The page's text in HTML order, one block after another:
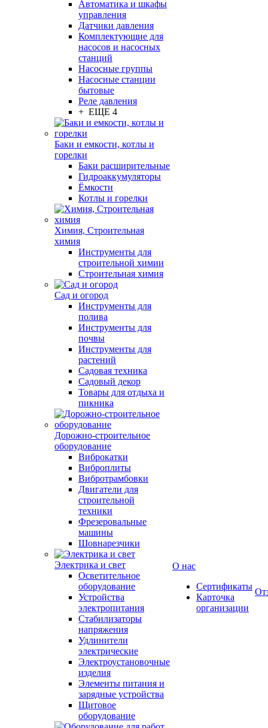
Автоматика и шкафы
управления
Датчики давления
Комплектующие для
насосов и насосных
станций
Насосные группы
Насосные станции
бытовые
Реле давления
+ ЕЩЕ 4
Баки и емкости, котлы и
горелки
Баки расширительные
Гидроаккумуляторы
Ёмкости
Котлы и горелки
Химия, Строительная
химия
Инструменты для
строительной химии
Строительная химия
Сад и огород
Инструменты для
полива
Инструменты для
почвы
Инструменты для
растений
Садовая техника
Садовый декор
Товары для отдыха и
пикника
Дорожно-строительное
оборудование
Виброкатки
Виброплиты
Вибротрамбовки
Двигатели для
строительной
техники
Фрезеровальные
машины
Шовнарезчики
Электрика и свет
Осветительное
оборудование
Устройства
электропитания
Стабилизаторы
напряжения
Удлинители
электрические
Электроустановочные
изделия
Элементы питания и
зарядные устройства
Щитовое
оборудование
О нас
Сертификаты
Карточка
организации